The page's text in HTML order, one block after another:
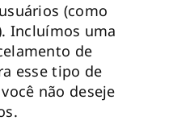
(como
Incluímos uma
de
esse tipo de
não deseje